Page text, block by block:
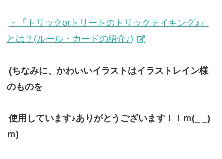
・『トリックorトリートのトリックテイキング♪』
とは？(ルール・カードの紹介♪)
(ちなみに、かわいいイラストはイラストレイン様
のものを
使用しています♪ありがとうございます！！ｍ(_ _)
ｍ)